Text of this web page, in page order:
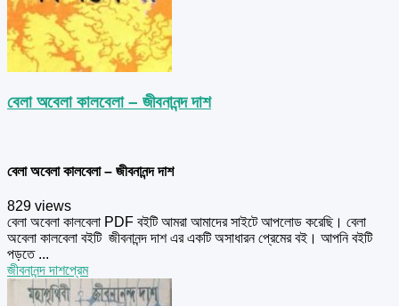
বেলা অবেলা কালবেলা – জীবনানন্দ দাশ
বেলা অবেলা কালবেলা – জীবনানন্দ দাশ
829 views
বেলা অবেলা কালবেলা PDF বইটি আমরা আমাদের সাইটে আপলোড করেছি। বেলা
অবেলা কালবেলা বইটি জীবনানন্দ দাশ এর একটি অসাধারন প্রেমের বই। আপনি বইটি
পড়তে ...
জীবনানন্দ দাশপ্রেম